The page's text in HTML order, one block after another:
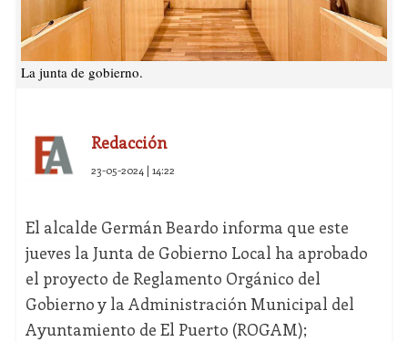
La junta de gobierno.
Redacción
23-05-2024 | 14:22
El alcalde Germán Beardo informa que este
jueves la Junta de Gobierno Local ha aprobado
el proyecto de Reglamento Orgánico del
Gobierno y la Administración Municipal del
Ayuntamiento de El Puerto (ROGAM);